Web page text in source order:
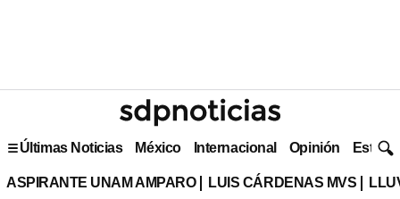
Últimas Noticias México Internacional Opinión Estilo
ASPIRANTE UNAM AMPARO LUIS CÁRDENAS MVS